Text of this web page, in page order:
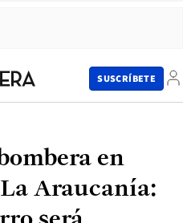
SUSCRÍBETE
en
Araucanía: